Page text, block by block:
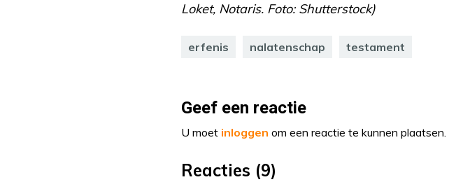
Loket, Notaris. Foto: Shutterstock)
erfenis nalatenschap testament
Geef een reactie
U moet inloggen om een reactie te kunnen plaatsen.
Reacties (9)